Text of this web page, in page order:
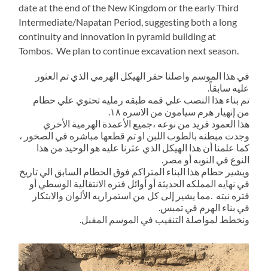
date at the end of the New Kingdom or the early Third
Intermediate/Napatan Period, suggesting both a long
continuity and innovation in pyramid building at
Tombos. We plan to continue excavation next season.
في هذا الموسم واصلنا حفر الهيكل الهرمي الذي تم العثور
عليه سابقاً.
تم بناء هذا النصب علي قمه طبقه رمليه تحتوي علي حطام
من إنهيار هرم سيامون من الاسره ١٨.
هذا العمود فريد من نوعه ،جميع الأعمدة الهرمية الأخري
وجدت مبطنه بالطوب اللبن او تم قطعها مباشره في الصخور ،
كما علمنا أن هذا الهيكل الذي عثرنا عليه هو الوحيد من هذا
النوع في النوبه أو مصر.
ويشير حطام هذا البناء المتراكم فوق الحطام السابق الي تاريخ
في نهايه المملكه الحديثة أو أوائل فتره الانتقالية الوسطي أو
فتره نبته .مما يشير إلى كل من استمراريه الألوان والابتكار
في بناء الهرم في تمبس.
ونخطط لمواصلة التنقيب في الموسم المقبل.